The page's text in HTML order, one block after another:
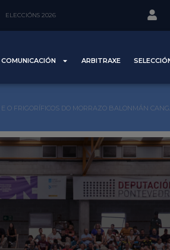
ELECCIÓNS 2026
COMUNICACIÓN ARBITRAXE
E O FRIGORÍFICOS DO MORRAZO BALONMÁN